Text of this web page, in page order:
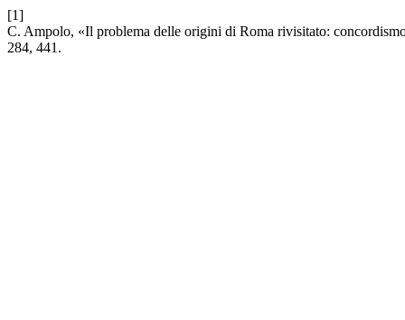
[1]
C. Ampolo, «Il problema delle origini di Roma rivisitato:
284, 441.